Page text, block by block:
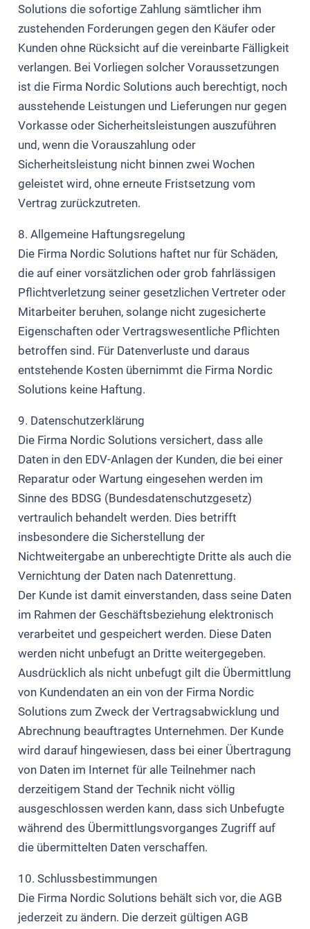
Solutions die sofortige Zahlung sämtlicher ihm
zustehenden Forderungen gegen den Käufer oder
Kunden ohne Rücksicht auf die vereinbarte Fälligkeit
verlangen. Bei Vorliegen solcher Voraussetzungen
ist die Firma Nordic Solutions auch berechtigt, noch
ausstehende Leistungen und Lieferungen nur gegen
Vorkasse oder Sicherheitsleistungen auszuführen
und, wenn die Vorauszahlung oder
Sicherheitsleistung nicht binnen zwei Wochen
geleistet wird, ohne erneute Fristsetzung vom
Vertrag zurückzutreten.
8. Allgemeine Haftungsregelung
Die Firma Nordic Solutions haftet nur für Schäden,
die auf einer vorsätzlichen oder grob fahrlässigen
Pflichtverletzung seiner gesetzlichen Vertreter oder
Mitarbeiter beruhen, solange nicht zugesicherte
Eigenschaften oder Vertragswesentliche Pflichten
betroffen sind. Für Datenverluste und daraus
entstehende Kosten übernimmt die Firma Nordic
Solutions keine Haftung.
9. Datenschutzerklärung
Die Firma Nordic Solutions versichert, dass alle
Daten in den EDV-Anlagen der Kunden, die bei einer
Reparatur oder Wartung eingesehen werden im
Sinne des BDSG (Bundesdatenschutzgesetz)
vertraulich behandelt werden. Dies betrifft
insbesondere die Sicherstellung der
Nichtweitergabe an unberechtigte Dritte als auch die
Vernichtung der Daten nach Datenrettung.
Der Kunde ist damit einverstanden, dass seine Daten
im Rahmen der Geschäftsbeziehung elektronisch
verarbeitet und gespeichert werden. Diese Daten
werden nicht unbefugt an Dritte weitergegeben.
Ausdrücklich als nicht unbefugt gilt die Übermittlung
von Kundendaten an ein von der Firma Nordic
Solutions zum Zweck der Vertragsabwicklung und
Abrechnung beauftragtes Unternehmen. Der Kunde
wird darauf hingewiesen, dass bei einer Übertragung
von Daten im Internet für alle Teilnehmer nach
derzeitigem Stand der Technik nicht völlig
ausgeschlossen werden kann, dass sich Unbefugte
während des Übermittlungsvorganges Zugriff auf
die übermittelten Daten verschaffen.
10. Schlussbestimmungen
Die Firma Nordic Solutions behält sich vor, die AGB
jederzeit zu ändern. Die derzeit gültigen AGB